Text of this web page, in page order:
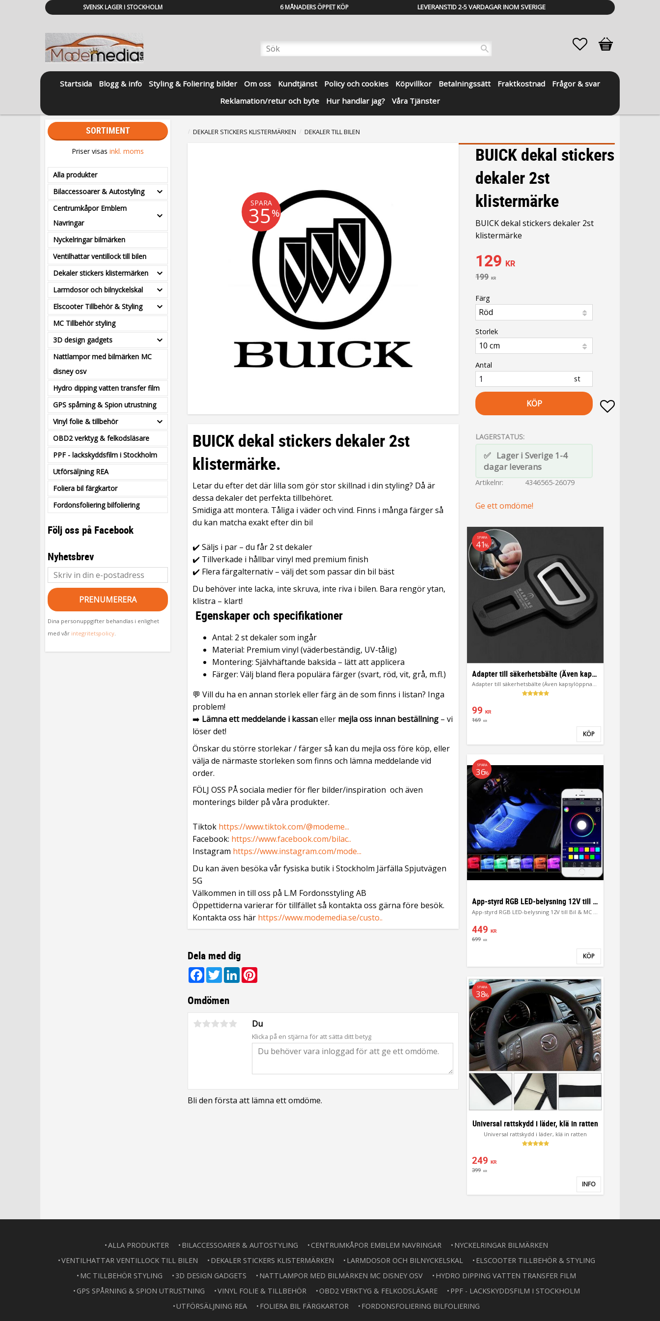
SVENSK LAGER I STOCKHOLM 6 MÅNADERS ÖPPET KÖP LEVERANSTID 2-5 VARDAGAR INOM SVERIGE
Startsida Blogg & info Styling & Foliering bilder Om oss Kundtjänst Policy och cookies Köpvillkor Betalningssätt Fraktkostnad
Frågor & svar
Reklamation/retur och byte
Hur handlar jag? Våra Tjänster
Favoriter
Kundvagn
DEKALER STICKERS KLISTERMÄRKEN DEKALER TILL BILEN
BUICK dekal stickers
dekaler 2st
klistermärke
BUICK dekal stickers dekaler 2st
klistermärke
SPARA
35%
Nedsatt pris:
129 KR
Ordinarie pris:
199 KR
Färg
Storlek
Antal
st
KÖP Lägg till i
LAGERSTATUS
Lager i Sverige 1-4
dagar leverans
Artikelnr 4346565-26079
Ge ett omdöme!
BUICK dekal stickers dekaler 2st
klistermärke.
Letar du efter det där lilla som gör stor skillnad i din styling? Då är
dessa dekaler det perfekta tillbehöret.
Smidiga att montera. Tåliga i väder och vind. Finns i många färger så
du kan matcha exakt efter din bil
✔️ Säljs i par – du får 2 st dekaler
✔️ Tillverkade i hållbar vinyl med premium finish
✔️ Flera färgalternativ – välj det som passar din bil bäst
Du behöver inte lacka, inte skruva, inte riva i bilen. Bara rengör ytan,
klistra – klart!
Egenskaper och specifikationer
Antal: 2 st dekaler som ingår
Material: Premium vinyl (väderbeständig, UV-tålig)
Montering: Självhäftande baksida – lätt att applicera
Färger: Välj bland flera populära färger (svart, röd, vit, grå, m.fl.)
💬 Vill du ha en annan storlek eller färg än de som finns i listan? Inga
problem!
➡️ Lämna ett meddelande i kassaneller mejla oss innan beställning – vi
löser det!
Önskar du större storlekar / färger så kan du mejla oss före köp, eller
välja de närmaste storleken som finns och lämna meddelande vid
order.
FÖLJ OSS PÅ sociala medier för fler bilder/inspiration och även
monterings bilder på våra produkter.
Tiktok https://www.tiktok.com/@modeme...
Facebook: https://www.facebook.com/bilac..
Instagram https://www.instagram.com/mode...
Du kan även besöka vår fysiska butik i Stockholm Järfälla Spjutvägen
5G
Välkommen in till oss på L.M Fordonsstyling AB
Öppettiderna varierar för tillfället så kontakta oss gärna före besök.
Kontakta oss här https://www.modemedia.se/custo..
Dela med dig
Facebook
TwitterLinkedIn
Omdömen
Du
Klicka på en stjärna för att sätta ditt betyg
Bli den första att lämna ett omdöme.
Adapter till säkerhetsbälte (Även kapsylöppnare)
Adapter till säkerhetsbälte (Även kapsylöppnare)
99 KR
169 KR
SPARA
41%
Lägg till i favoriter
KÖP
App-styrd RGB LED-belysning 12V till Bil & MC – 4-pack
449 KR
699 KR
SPARA
36%
Lägg till i favoriter
KÖP
Universal rattskydd i läder, klä in ratten
Universal rattskydd i läder, klä in ratten
249 KR
399 KR
SPARA
38%
Lägg till i favoriter
INFO
SORTIMENT
Priser visasinkl. moms
Alla produkter
Bilaccessoarer & Autostyling
Centrumkåpor Emblem
Navringar
Nyckelringar bilmärken
Ventilhattar ventillock till bilen
Dekaler stickers klistermärken
Larmdosor och bilnyckelskal
Elscooter Tillbehör & Styling
MC Tillbehör styling
3D design gadgets
Nattlampor med bilmärken MC
disney osv
Hydro dipping vatten transfer film
GPS spårning & Spion utrustning
Vinyl folie & tillbehör
OBD2 verktyg & felkodsläsare
PPF - lackskyddsfilm i Stockholm
Utförsäljning REA
Foliera bil färgkartor
Fordonsfoliering bilfoliering
Följ oss på Facebook
Nyhetsbrev
PRENUMERERA
Dina personuppgifter behandlas i enlighet
med vår integritetspolicy.
ALLA PRODUKTER BILACCESSOARER & AUTOSTYLING CENTRUMKÅPOR EMBLEM NAVRINGAR
NYCKELRINGAR BILMÄRKEN
VENTILHATTAR VENTILLOCK TILL BILEN
DEKALER STICKERS KLISTERMÄRKEN LARMDOSOR OCH BILNYCKELSKAL
ELSCOOTER TILLBEHÖR & STYLING
MC TILLBEHÖR STYLING
3D DESIGN GADGETS NATTLAMPOR MED BILMÄRKEN MC DISNEY OSV
HYDRO DIPPING VATTEN TRANSFER FILM
GPS SPÅRNING & SPION UTRUSTNING
VINYL FOLIE & TILLBEHÖR OBD2 VERKTYG & FELKODSLÄSARE
PPF - LACKSKYDDSFILM I STOCKHOLM
UTFÖRSÄLJNING REA
FOLIERA BIL FÄRGKARTOR FORDONSFOLIERING BILFOLIERING